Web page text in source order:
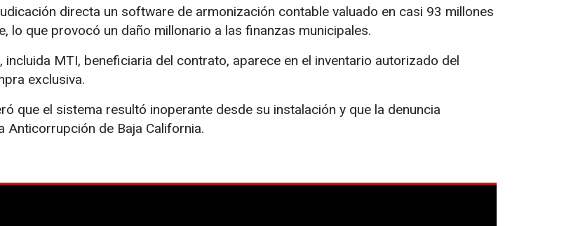
directa un software de armonización contable valuado en casi 93 millones
lo que provocó un daño millonario a las finanzas municipales.
MTI, beneficiaria del contrato, aparece en el inventario autorizado del
exclusiva.
que el sistema resultó inoperante desde su instalación y que la denuncia
Anticorrupción de Baja California.